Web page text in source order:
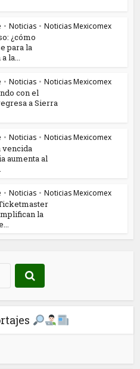
• Noticias • Noticias Mexicomex
¿cómo
para la
la...
• Noticias • Noticias Mexicomex
con el
a Sierra
• Noticias • Noticias Mexicomex
vencida
aumenta al
• Noticias • Noticias Mexicomex
la